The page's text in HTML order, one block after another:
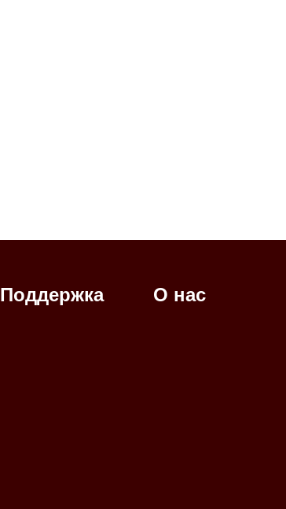
Поддержка О нас